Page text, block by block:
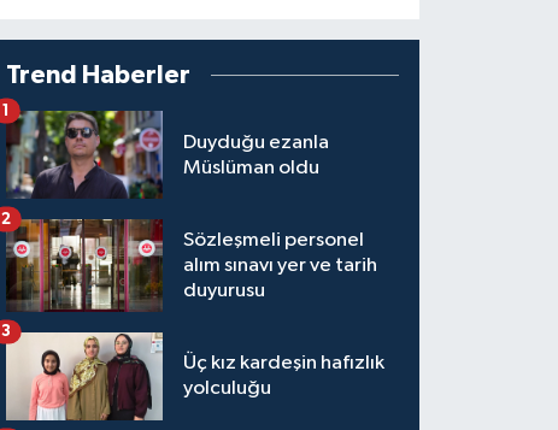
Trend Haberler
Duyduğu ezanla
Müslüman oldu
1
Sözleşmeli personel
alım sınavı yer ve tarih
duyurusu
2
Üç kız kardeşin hafızlık
yolculuğu
3